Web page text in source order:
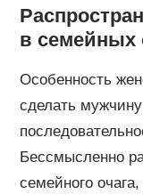
в семейных
Особенность
сделать
Бессмысленно
семейного